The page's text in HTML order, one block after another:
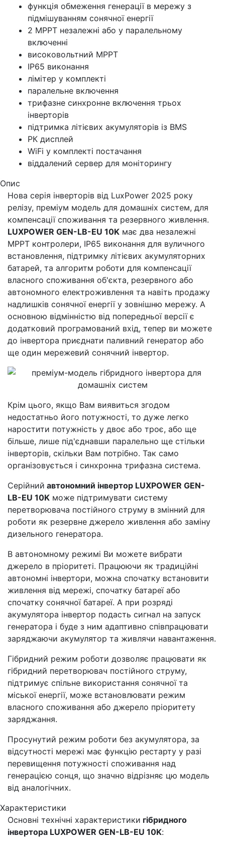
функція обмеження генерації в мережу з
підмішуванням сонячної енергії
2 МРРТ незалежні або у паралельному
включенні
високовольтний МРРТ
IP65 виконання
лімітер у комплекті
паралельне включення
трифазне синхронне включення трьох
інверторів
підтримка літієвих акумуляторів із BMS
РК дисплей
WiFi у комплекті постачання
віддалений сервер для моніторингу
Опис
Нова серія інверторів від LuxPower 2025 року
релізу, преміум модель для домашніх систем, для
компенсації споживання та резервного живлення.
LUXPOWER GEN-LB-EU 10K має два незалежні
МРРТ контролери, IP65 виконання для вуличного
встановлення, підтримку літієвих акумуляторних
батарей, та алгоритм роботи для компенсації
власного споживання об'єкта, резервного або
автономного електроживлення та навіть продажу
надлишків сонячної енергії у зовнішню мережу. А
основною відмінністю від попередньої версії є
додатковий програмований вхід, тепер ви можете
до інвертора приєднати паливний генератор або
ще один мережевий сонячний інвертор.
Крім цього, якщо Вам виявиться згодом
недостатньо його потужності, то дуже легко
наростити потужність у двоє або троє, або ще
більше, лише під'єднавши паралельно ще стільки
інверторів, скільки Вам потрібно. Так само
організовується і синхронна трифазна система.
Серійний автономний інвертор LUXPOWER GEN-
LB-EU 10K може підтримувати систему
перетворювача постійного струму в змінний для
роботи як резервне джерело живлення або заміну
дизельного генератора.
В автономному режимі Ви можете вибрати
джерело в пріоритеті. Працюючи як традиційні
автономні інвертори, можна спочатку встановити
живлення від мережі, спочатку батареї або
спочатку сонячної батареї. А при розряді
акумулятора інвертор подасть сигнал на запуск
генератора і буде з ним адаптивно співпрацювати
заряджаючи акумулятор та живлячи навантаження.
Гібридний режим роботи дозволяє працювати як
гібридний перетворювач постійного струму,
підтримує спільне використання сонячної та
міської енергії, може встановлювати режим
власного споживання або джерело пріоритету
заряджання.
Просунутий режим роботи без акумулятора, за
відсутності мережі має функцію рестарту у разі
перевищення потужності споживання над
генерацією сонця, що значно відрізняє цю модель
від аналогічних.
Характеристики
Основні технічні характеристики гібридного
інвертора LUXPOWER GEN-LB-EU 10K: